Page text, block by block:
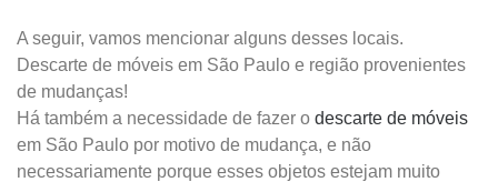
A seguir, vamos mencionar alguns desses locais.
Descarte de móveis em São Paulo e região provenientes
de mudanças!
Há também a necessidade de fazer o descarte de móveis
em São Paulo por motivo de mudança, e não
necessariamente porque esses objetos estejam muito